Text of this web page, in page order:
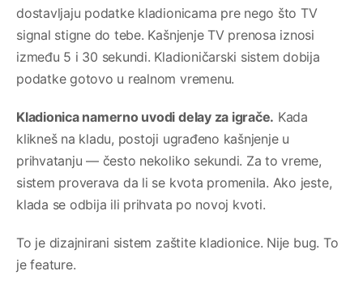
dostavljaju podatke kladionicama pre nego što TV
signal stigne do tebe. Kašnjenje TV prenosa iznosi
između 5 i 30 sekundi. Kladioničarski sistem dobija
podatke gotovo u realnom vremenu.
Kladionica namerno uvodi delay za igrače. Kada
klikneš na kladu, postoji ugrađeno kašnjenje u
prihvatanju — često nekoliko sekundi. Za to vreme,
sistem proverava da li se kvota promenila. Ako jeste,
klada se odbija ili prihvata po novoj kvoti.
To je dizajnirani sistem zaštite kladionice. Nije bug. To
je feature.